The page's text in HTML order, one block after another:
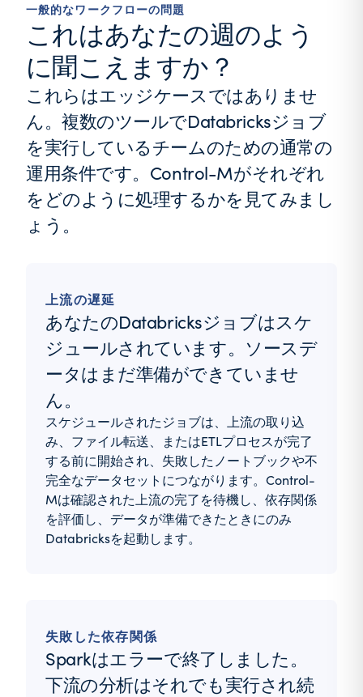
一般的なワークフローの問題
これはあなたの週のよう
に聞こえますか？
これらはエッジケースではありませ
ん。複数のツールでDatabricksジョブ
を実行しているチームのための通常の
運用条件です。Control-Mがそれぞれ
をどのように処理するかを見てみまし
ょう。
上流の遅延
あなたのDatabricksジョブはスケ
ジュールされています。ソースデ
ータはまだ準備ができていませ
ん。
スケジュールされたジョブは、上流の取り込
み、ファイル転送、またはETLプロセスが完了
する前に開始され、失敗したノートブックや不
完全なデータセットにつながります。Control-
Mは確認された上流の完了を待機し、依存関係
を評価し、データが準備できたときにのみ
Databricksを起動します。
失敗した依存関係
Sparkはエラーで終了しました。
下流の分析はそれでも実行され続